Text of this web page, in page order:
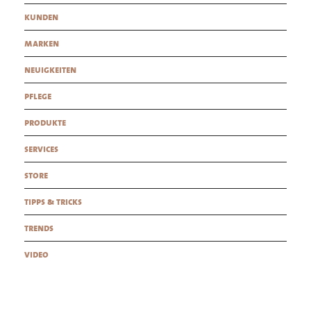
kunden
marken
neuigkeiten
pflege
produkte
services
store
tipps & tricks
trends
video